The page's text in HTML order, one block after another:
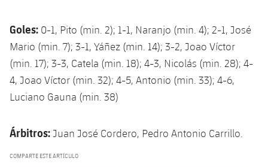
Goles: 0-1, Pito (min. 2); 1-1, Naranjo (min. 4); 2-1, José
Mario (min. 7); 3-1, Yáñez (min. 14); 3-2, Joao Víctor
(min. 17); 3-3, Catela (min. 18); 4-3, Nicolás (min. 28); 4-
4, Joao Víctor (min. 32); 4-5, Antonio (min. 33); 4-6,
Luciano Gauna (min. 38)
Árbitros: Juan José Cordero, Pedro Antonio Carrillo.
COMPARTE ESTE ARTÍCULO